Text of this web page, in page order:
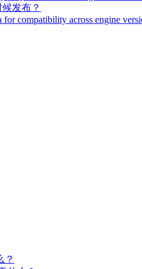
发布？
for compatibility across engine
？